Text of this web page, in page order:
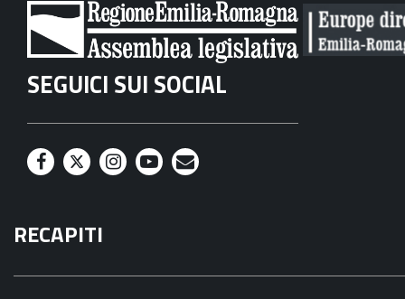
SEGUICI SUI SOCIAL
F
c
e
T
i
t
I
t
Y
t
M
l
RECAPITI